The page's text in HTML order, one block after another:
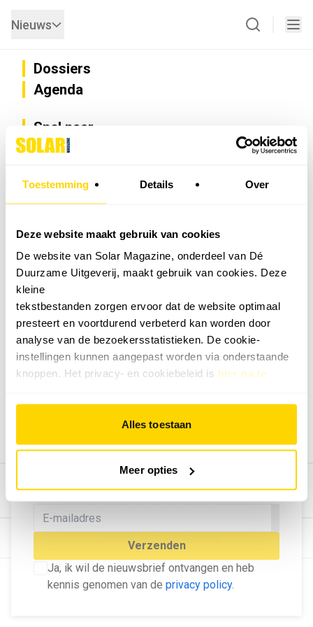
Toestemming Details Over
Deze website maakt gebruik van cookies
De website van Solar Magazine, onderdeel van Dé
Duurzame Uitgeverij, maakt gebruik van cookies. Deze
kleine
tekstbestanden zorgen ervoor dat de website optimaal
presteert en voortdurend verbeterd kan worden door
analyse van de bezoekersstatistieken. De cookie-
instellingen kunnen aangepast worden via onderstaande
knoppen. Het privacy- en cookiebeleid is hier na te
Alles toestaan
Meer opties
MELD U AAN VOOR ONZE
NIEUWSBRIEF
Blijf op de hoogte van het laatste nieuws!
Verzenden
Ja, ik wil de nieuwsbrief ontvangen en heb
kennis genomen van de privacy policy.
Nieuws
Dossiers
Agenda
Snel naar
Privacy
Nieuwsbrief
Vacatures
Installateurzoeker
Cookievoorkeuren wijzigen
English
Geef ons feedback
Vertel ons wat je van onze website vindt.
Tip de redactie
Bekijk hier de mogelijkheden.
© Dé Duurzame Uitgeverij